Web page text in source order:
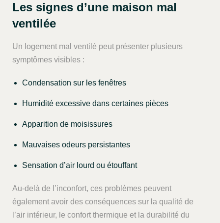
Les signes d’une maison mal
ventilée
Un logement mal ventilé peut présenter plusieurs
symptômes visibles :
Condensation sur les fenêtres
Humidité excessive dans certaines pièces
Apparition de moisissures
Mauvaises odeurs persistantes
Sensation d’air lourd ou étouffant
Au-delà de l’inconfort, ces problèmes peuvent
également avoir des conséquences sur la qualité de
l’air intérieur, le confort thermique et la durabilité du